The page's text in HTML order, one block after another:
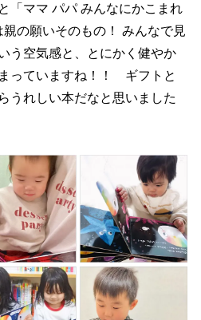
「ママ パパ みんなにかこまれ
の願いそのもの！ みんなで見
う空気感と、とにかく健やか
っていますね！！ ギフトと
うれしい本だなと思いました